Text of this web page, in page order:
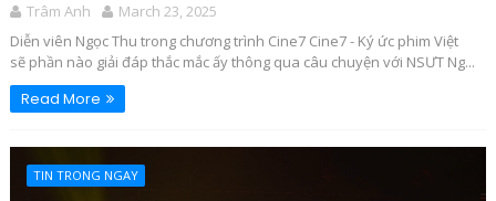
Trâm Anh
March 23, 2025
Diễn viên Ngọc Thu trong chương trình Cine7 Cine7 - Ký ức phim Việt
sẽ phần nào giải đáp thắc mắc ấy thông qua câu chuyện với NSƯT Ng...
Read More
TIN TRONG NGAY